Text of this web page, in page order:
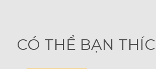
CÓ THỂ BẠN